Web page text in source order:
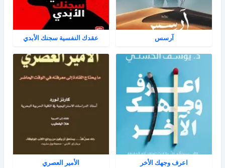
آرسس عقدك النفسية سجنك الأبدي
اعرف وجهك الأخر الأمير العصري